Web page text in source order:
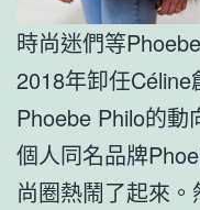
時尚迷們等
2018年卸任
Phoebe Philo的
個人同名品牌
尚圈熱鬧了起來